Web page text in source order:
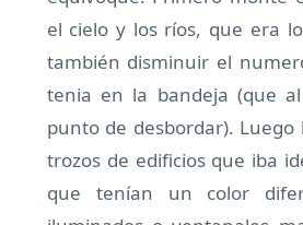
el cielo y los ríos, que era
también disminuir el
tenia en la bandeja (que
punto de desbordar).
trozos de edificios que iba
que tenían un color